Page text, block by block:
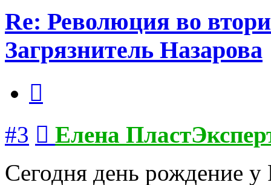
Re: Революция во
Загрязнитель Назарова
#3
Елена
Сегодня день рождение у